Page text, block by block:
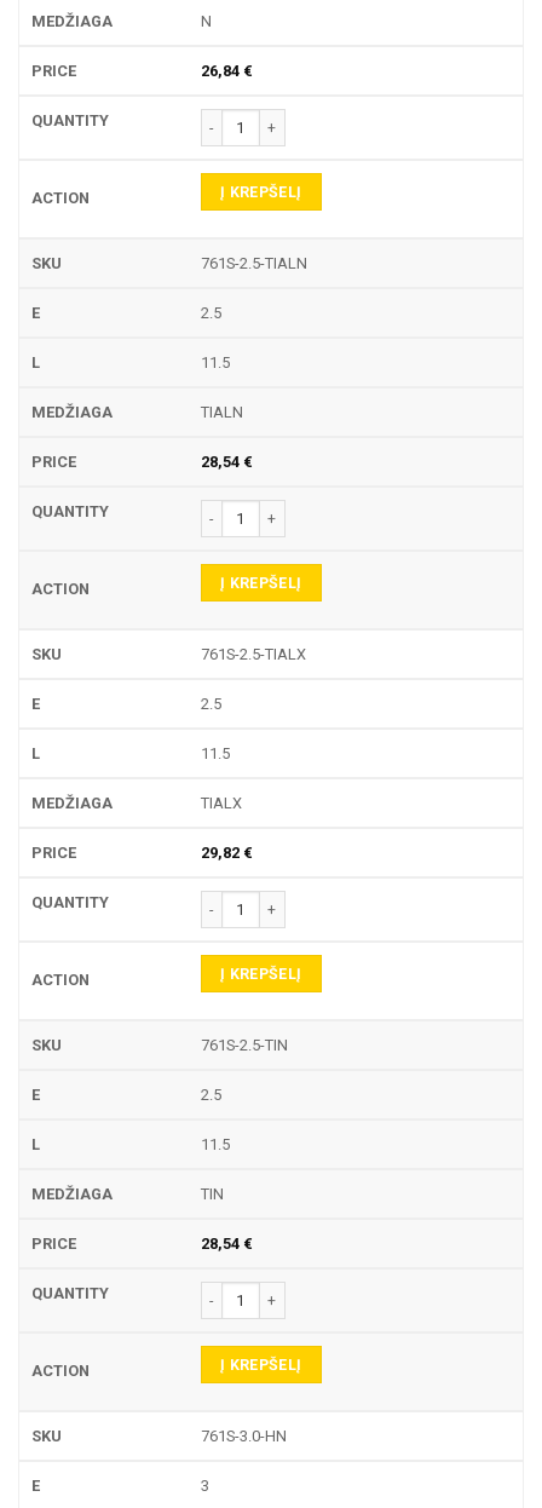
N
26,84 €
produkto kiekis: 761S TEKINIMO PLOKŠTELĖ
Į KREPŠELĮ
761S-2.5-TIALN
2.5
11.5
TIALN
28,54 €
produkto kiekis: 761S TEKINIMO PLOKŠTELĖ
Į KREPŠELĮ
761S-2.5-TIALX
2.5
11.5
TIALX
29,82 €
produkto kiekis: 761S TEKINIMO PLOKŠTELĖ
Į KREPŠELĮ
761S-2.5-TIN
2.5
11.5
TIN
28,54 €
produkto kiekis: 761S TEKINIMO PLOKŠTELĖ
Į KREPŠELĮ
761S-3.0-HN
3